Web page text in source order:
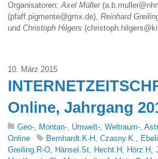
Organisatoren:Axel Müller
(pfaff.pigmente@gmx.de),Reinhard
undChristoph Hilgers
10. März 2015
Online, Jahrgang
Geo-, Montan-, Umwelt-, Weltraum-,
Online
Bernhardt.K-H ,Czasny.K.,
Greiling.R-O, Hänsel.St, Hecht.H , Hörz.H ,